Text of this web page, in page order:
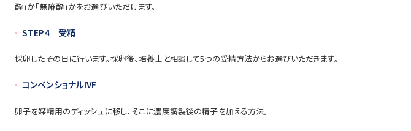
酔」か「無麻酔」かをお選びいただけます。
STEP4 受精
採卵したその日に行います。採卵後、培養士と相談して5つの受精方法からお選びいただきます。
コンベンショナルIVF
卵子を媒精用のディッシュに移し、そこに濃度調製後の精子を加える方法。